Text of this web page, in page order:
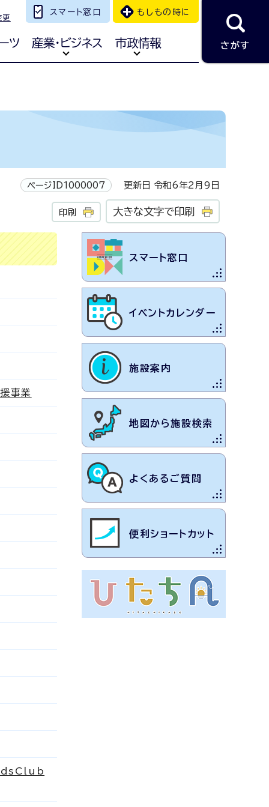
更
スマート窓口 もしもの時に
ツ 産業・ビジネス 市政情報 さがす
ページID1000007 更新日 令和6年2月9日
印刷 大きな文字で印刷
事業
スマート窓口
イベントカレンダー
施設案内
地図から施設検索
よくあるご質問
便利ショートカット